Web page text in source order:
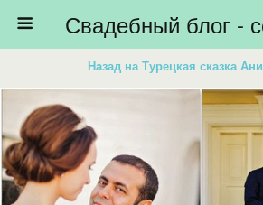
Назад на Турецкая сказка